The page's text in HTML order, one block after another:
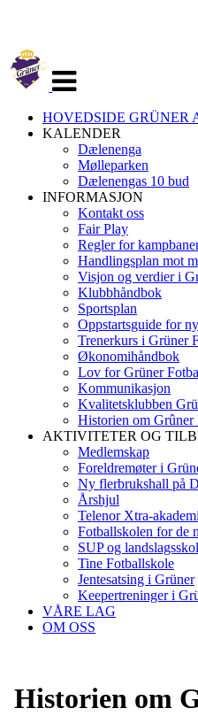
navigasjon
HOVEDSIDE GRÜNER
KALENDER
Dælenenga
Mølleparken
Dælenengas 10 bud
INFORMASJON
Kontakt oss
Fair Play
Regler for
Handlingsplan mot
Visjon og verdier i
Klubbhåndbok
Sportsplan
Oppstartsguide for
Trenerkurs i Grüner
Økonomihåndbok
Lov for Grüner
Kommunikasjon
Kvalitetsklubben
Historien om Grûner
AKTIVITETER OG
Medlemskap
Foreldremøter i
Ny flerbrukshall på
Årshjul
Telenor Xtra-
Fotballskolen for de
SUP og
Tine Fotballskole
Jentesatsing i Grüner
Keepertreninger i
VÅRE LAG
OM OSS
Historien om